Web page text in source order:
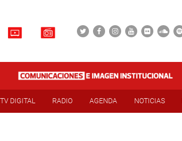
TV DIGITAL RADIO AGENDA NOTICIAS